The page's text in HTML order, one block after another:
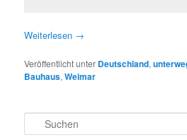
Weiterlesen →
Veröffentlicht unter Deutschland,
Bauhaus,Weimar
u